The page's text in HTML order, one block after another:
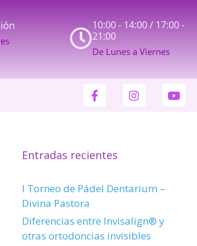
10:00 - 14:00 / 17:00 -
21:00
De Lunes a Viernes
Entradas recientes
I Torneo de Pádel Dentarium –
Divina Pastora
Diferencias entre Invisalign® y
otras ortodoncias invisibles